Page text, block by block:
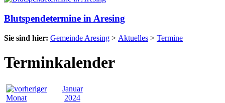
Blutspendetermine in Aresing
Sie sind hier: Gemeinde Aresing > Aktuelles > Termine
Terminkalender
Januar
2024